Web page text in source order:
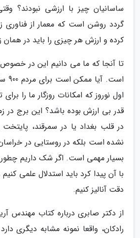
ساسانیان چیز با ارزشی نبودند؟
گردد روشن است که معمار از فناوری
کرده و ارزش هر چیزی را باید در
تا آنجا که ما می دانیم این در
اول نوروز که امکانات روزگار ما را
قدر بی ارزش بوده باشد؟ این برج در
در قلب بغداد یا در سمرقند،
نشده است بلکه در روستایی در
بسیار مهمی است. اگر شک داریم چطور
با آن پیدا کرد باید استدلال علمی
دقت آنالیز کنیم.
از دکتر صابری درباره کتاب مهندس
رادکان، واقعا نمونه مشابه دیگری